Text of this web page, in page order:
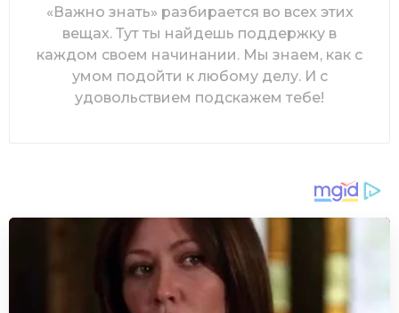
«Важно знать» разбирается во всех этих
вещах. Тут ты найдешь поддержку в
каждом своем начинании. Мы знаем, как с
умом подойти к любому делу. И с
удовольствием подскажем тебе!